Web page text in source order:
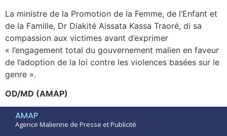
La ministre de la Promotion de la Femme, de l’Enfant et
de la Famille, Dr Diakité Aissata Kassa Traoré, di sa
compassion aux victimes avant d’exprimer
« l’engagement total du gouvernement malien en faveur
de l’adoption de la loi contre les violences basées sur le
genre ».
OD/MD (AMAP)
AMAP
Agence Malienne de Presse et Publicité